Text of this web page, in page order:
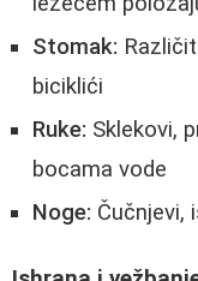
Stomak:
biciklići
Ruke: Sklekovi,
bocama vode
Noge: Čučnjevi,